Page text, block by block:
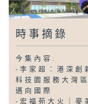
-聖誕市面情況
時事摘錄
今集內容:
-李家超︰港深創
科技園服務大灣區
邁向國際
-宏福苑大火｜麥